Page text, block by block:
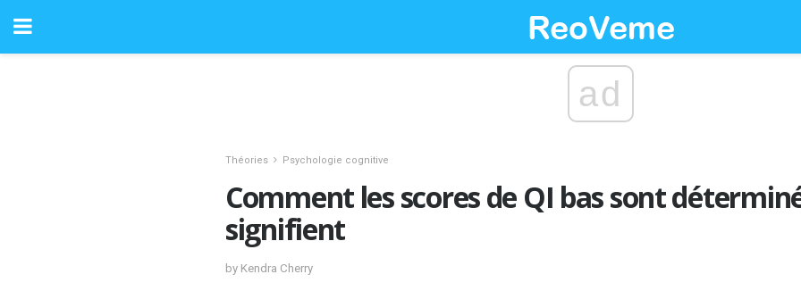
ad
Théories Psychologie cognitive
Comment les scores de QI bas sont
signifient
by Kendra Cherry